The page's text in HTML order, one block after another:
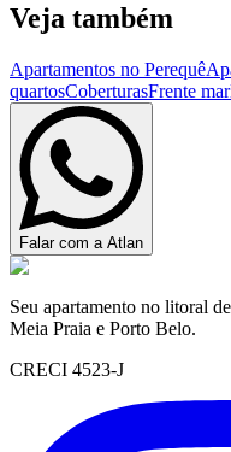
Veja também
Apartamentos no Perequê
quartosCoberturasFrente mar
Falar com a Atlan
Seu apartamento no litoral
Meia Praia e Porto Belo.
CRECI 4523-J